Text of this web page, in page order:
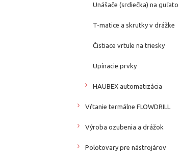
Unášače (srdiečka) na guľato
T-matice a skrutky v drážke
Čistiace vrtule na triesky
Upínacie prvky
HAUBEX automatizácia
Vŕtanie termálne FLOWDRILL
Výroba ozubenia a drážok
Polotovary pre nástrojárov